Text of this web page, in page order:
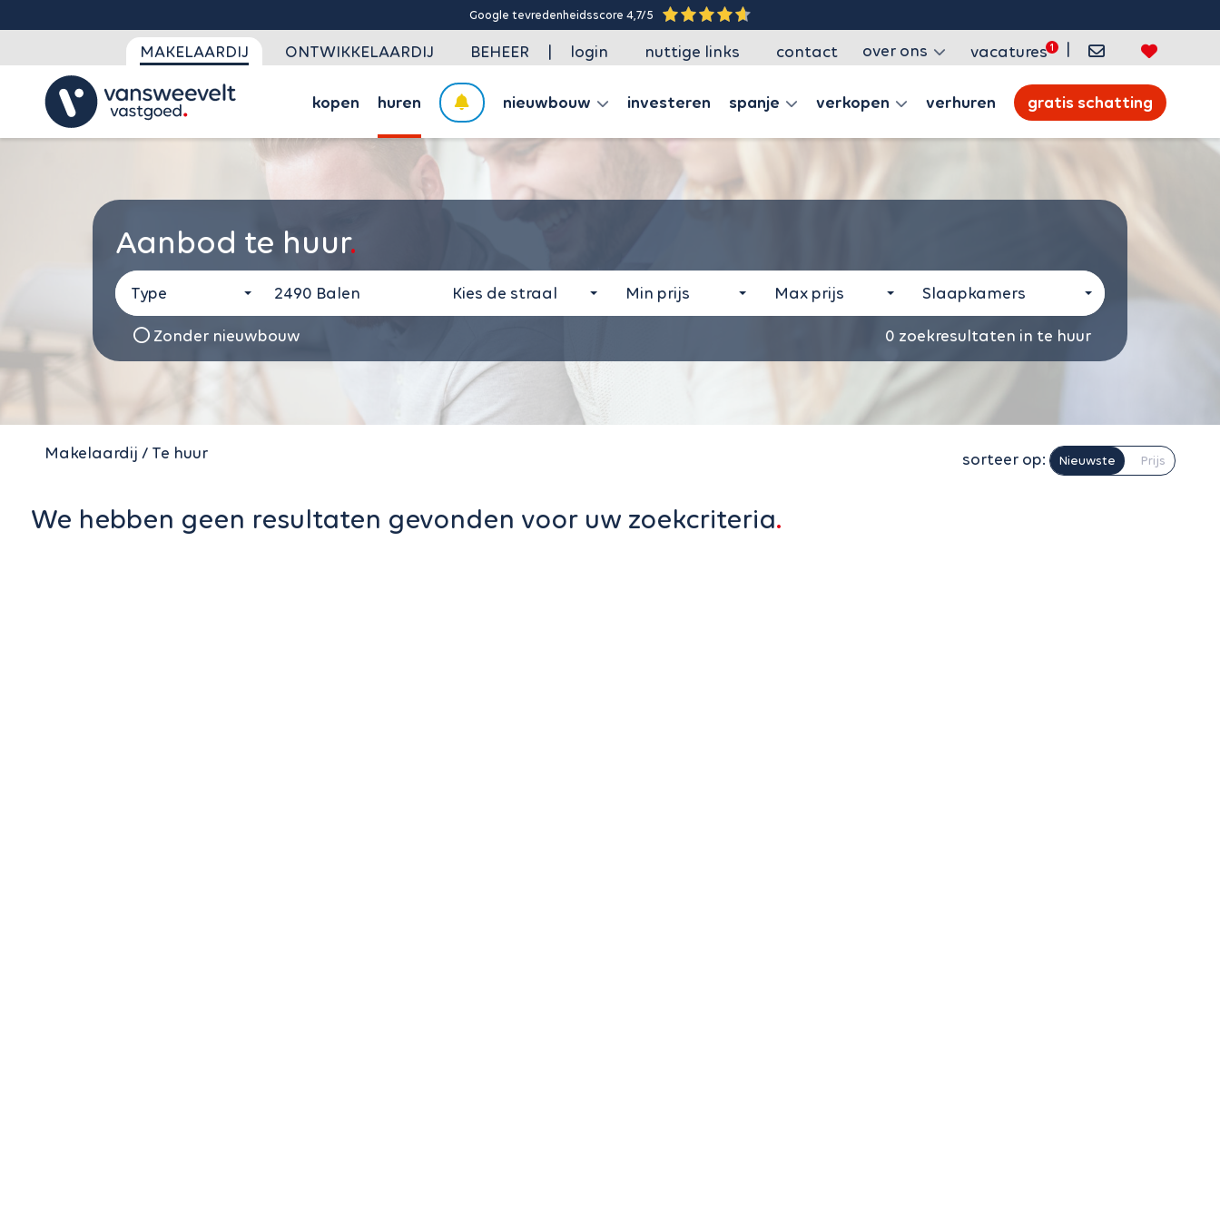
Google tevredenheidsscore 4,7/5
MAKELAARDIJ ONTWIKKELAARDIJ BEHEER | login nuttige links contact over ons vacatures |
kopen huren nieuwbouw investeren spanje verkopen verhuren gratis schatting
Aanbod te huur
Type Kies de straal Min prijs Max prijs Slaapkamers
0 zoekresultaten in te huur
Zonder nieuwbouw
Makelaardij / Te huur sorteer op: Nieuwste Prijs
We hebben geen resultaten gevonden voor uw zoekcriteria